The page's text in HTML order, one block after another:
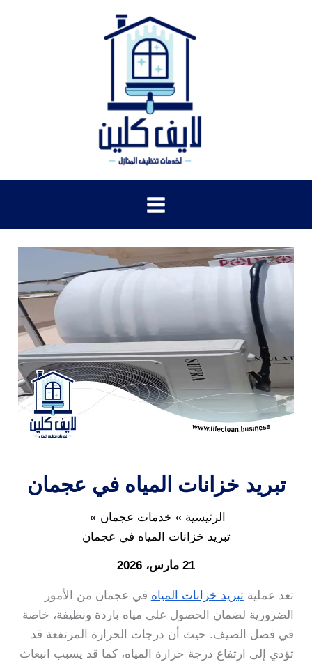
تبريد خزانات المياه في عجمان
الرئيسية
خدمات عجمان
تبريد خزانات المياه في عجمان
21 مارس، 2026
تعد عمليةتبريد خزانات المياه في عجمان من الأمور
الضرورية لضمان الحصول على مياه باردة ونظيفة، خاصة
في فصل الصيف. حيث أن درجات الحرارة المرتفعة قد
تؤدي إلى ارتفاع درجة حرارة المياه، كما قد يسبب انبعاث